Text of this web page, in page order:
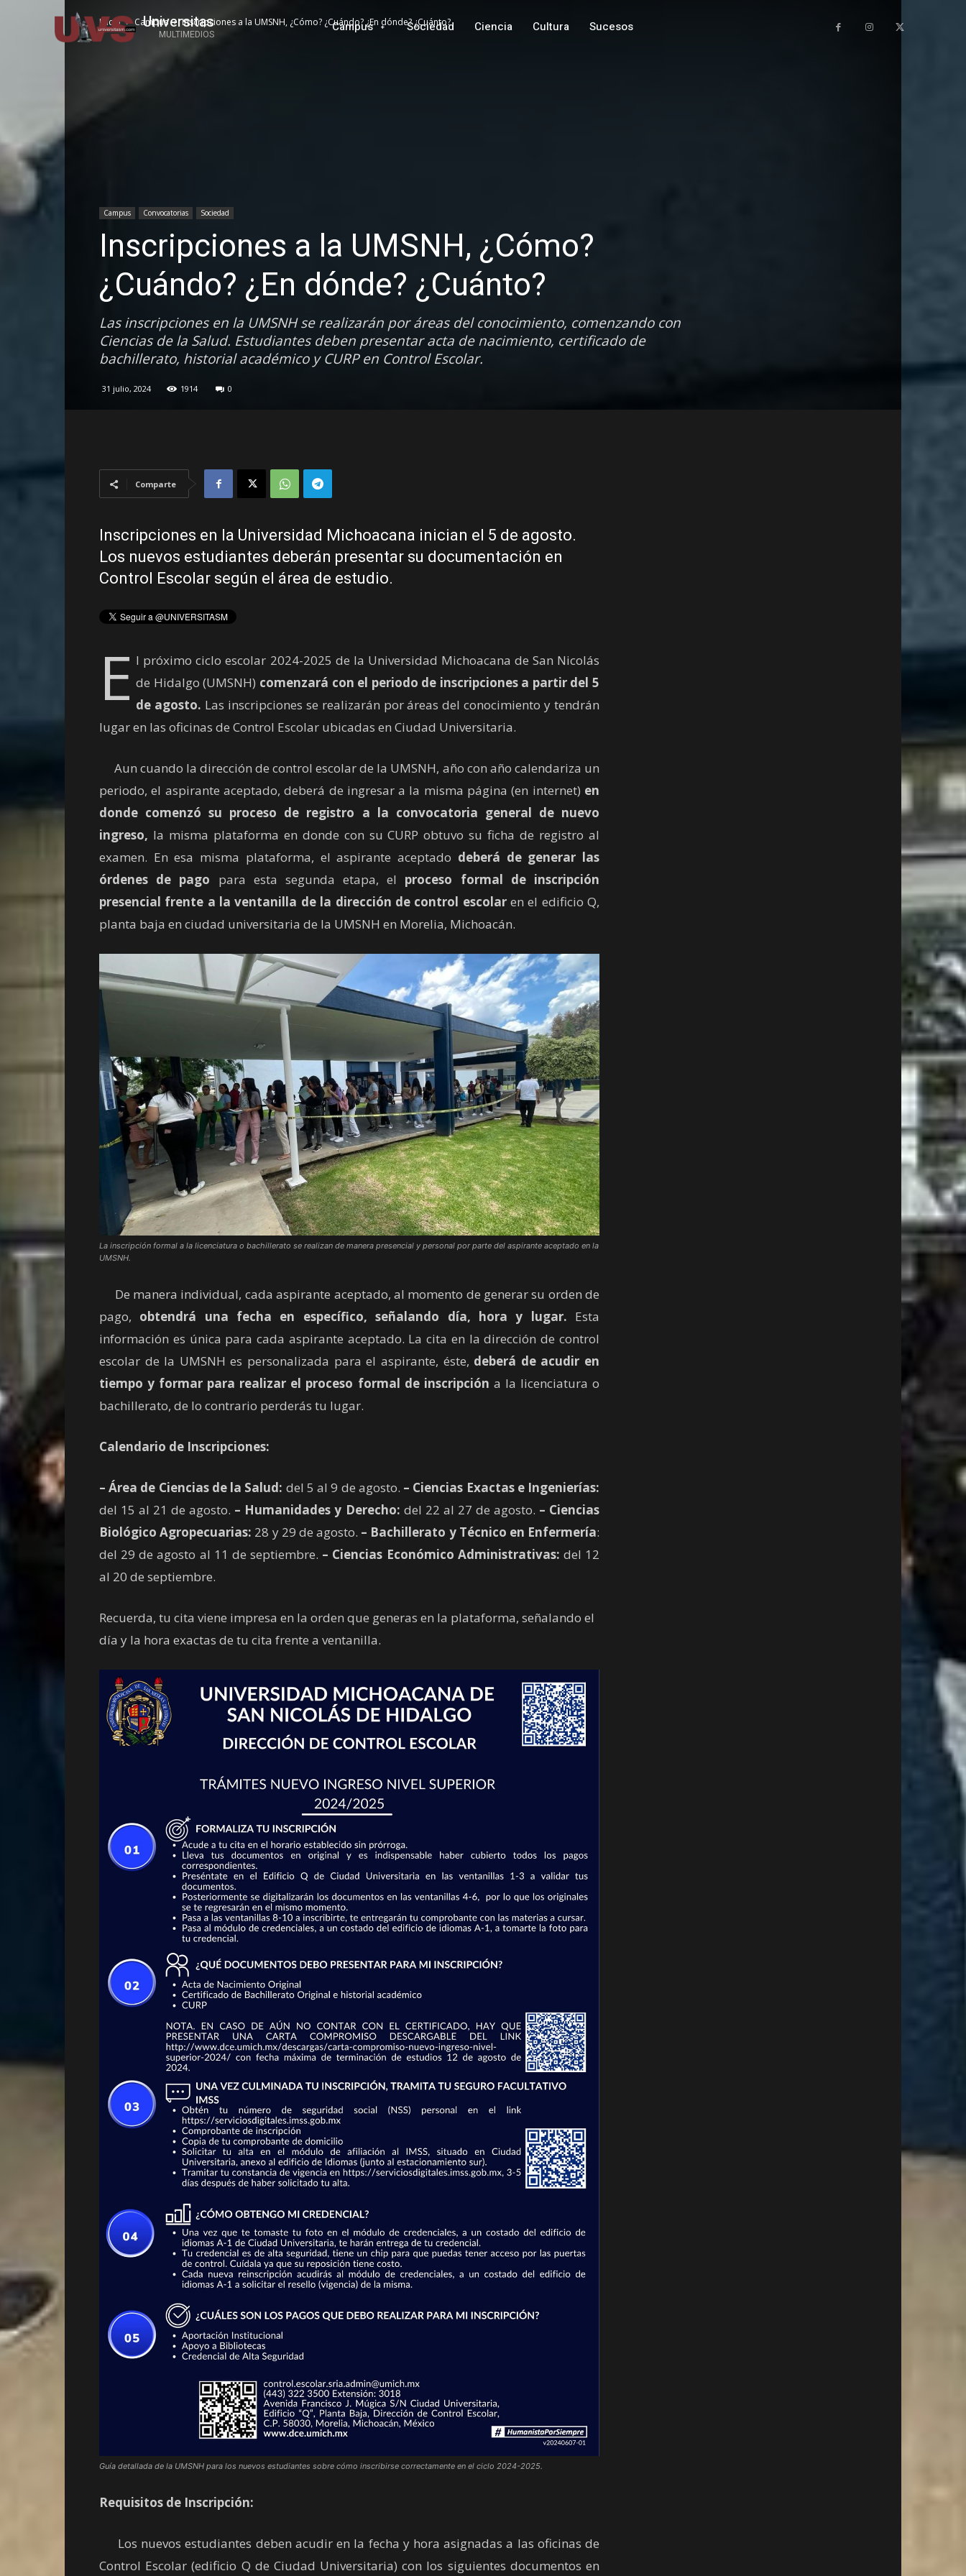
Universitas
MULTIMEDIOS
Campus Sociedad Ciencia Cultura Sucesos
Inicio Campus Inscripciones a la UMSNH, ¿Cómo? ¿Cuándo? ¿En dónde? ¿Cuánto?
Campus Convocatorias Sociedad
Inscripciones a la UMSNH, ¿Cómo?
¿Cuándo? ¿En dónde? ¿Cuánto?
Las inscripciones en la UMSNH se realizarán por áreas del conocimiento, comenzando con
Ciencias de la Salud. Estudiantes deben presentar acta de nacimiento, certificado de
bachillerato, historial académico y CURP en Control Escolar.
31 julio, 2024 1914 0
Comparte
Inscripciones en la Universidad Michoacana inician el 5 de agosto.
Los nuevos estudiantes deberán presentar su documentación en
Control Escolar según el área de estudio.
E l próximo ciclo escolar 2024-2025 de la Universidad Michoacana de San Nicolás
de Hidalgo (UMSNH) comenzará con el periodo de inscripciones a partir del 5
de agosto. Las inscripciones se realizarán por áreas del conocimiento y tendrán
lugar en las oficinas de Control Escolar ubicadas en Ciudad Universitaria.
Aun cuando la dirección de control escolar de la UMSNH, año con año calendariza un
periodo, el aspirante aceptado, deberá de ingresar a la misma página (en internet) en
donde comenzó su proceso de registro a la convocatoria general de nuevo
ingreso, la misma plataforma en donde con su CURP obtuvo su ficha de registro al
examen. En esa misma plataforma, el aspirante aceptado deberá de generar las
órdenes de pago para esta segunda etapa, el proceso formal de inscripción
presencial frente a la ventanilla de la dirección de control escolaren el edificio Q,
planta baja en ciudad universitaria de la UMSNH en Morelia, Michoacán.
La inscripción formal a la licenciatura o bachillerato se realizan de manera presencial y personal por parte del aspirante aceptado en la
UMSNH.
De manera individual, cada aspirante aceptado, al momento de generar su orden de
pago, obtendrá una fecha en específico, señalando día, hora y lugar. Esta
información es única para cada aspirante aceptado. La cita en la dirección de control
escolar de la UMSNH es personalizada para el aspirante, éste, deberá de acudir en
tiempo y formar para realizar el proceso formal de inscripción a la licenciatura o
bachillerato, de lo contrario perderás tu lugar.
Calendario de Inscripciones:
– Área de Ciencias de la Salud: del 5 al 9 de agosto. – Ciencias Exactas e Ingenierías:
del 15 al 21 de agosto. – Humanidades y Derecho: del 22 al 27 de agosto. – Ciencias
Biológico Agropecuarias: 28 y 29 de agosto. – Bachillerato y Técnico en Enfermería:
del 29 de agosto al 11 de septiembre. – Ciencias Económico Administrativas: del 12
al 20 de septiembre.
Recuerda, tu cita viene impresa en la orden que generas en la plataforma, señalando el
día y la hora exactas de tu cita frente a ventanilla.
Guía detallada de la UMSNH para los nuevos estudiantes sobre cómo inscribirse correctamente en el ciclo 2024-2025.
Requisitos de Inscripción:
Los nuevos estudiantes deben acudir en la fecha y hora asignadas a las oficinas de
Control Escolar (edificio Q de Ciudad Universitaria) con los siguientes documentos en